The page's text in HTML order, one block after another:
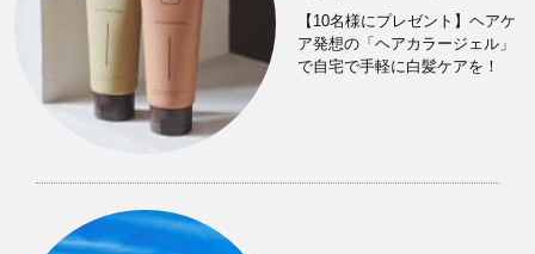
【10名様にプレゼント】ヘアケ
ア発想の「ヘアカラージェル」
で自宅で手軽に白髪ケアを！